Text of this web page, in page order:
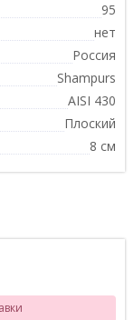
95
нет
Россия
Shampurs
AISI 430
Плоский
8 см